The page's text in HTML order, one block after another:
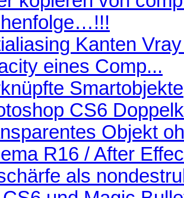
Kanten
eines Comp...
Smartobjekte
CS6
Objekt
R16 / After
als